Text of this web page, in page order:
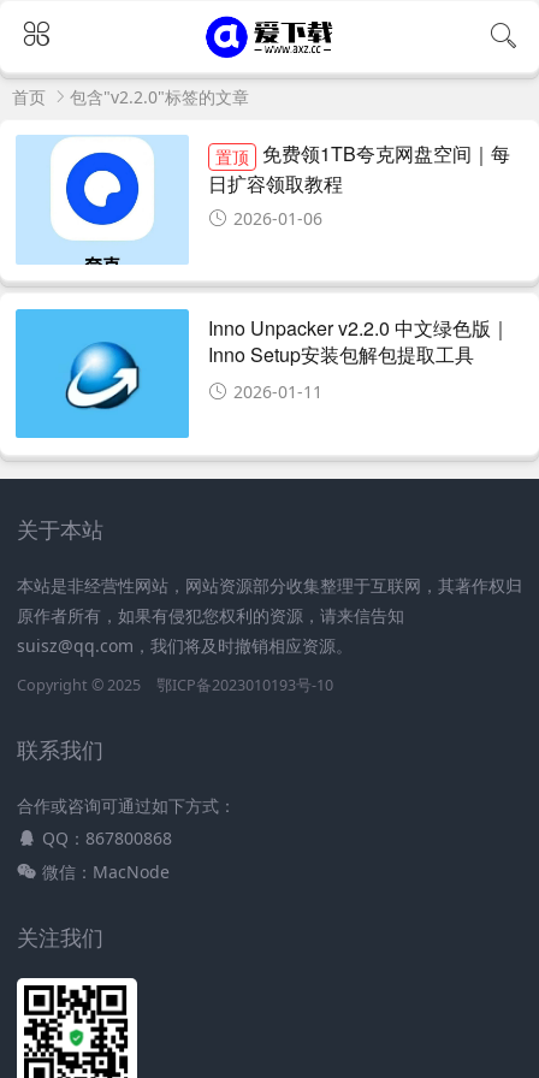
首页 包含"v2.2.0"标签的文章
置顶
免费领1TB夸克网盘空间｜每
日扩容领取教程
2026-01-06
Inno Unpacker v2.2.0 中文绿色版｜
Inno Setup安装包解包提取工具
2026-01-11
关于本站
本站是非经营性网站，网站资源部分收集整理于互联网，其著作权归
原作者所有，如果有侵犯您权利的资源，请来信告知
suisz@qq.com，我们将及时撤销相应资源。
Copyright © 2025 鄂ICP备2023010193号-10
联系我们
合作或咨询可通过如下方式：
QQ：867800868
微信：MacNode
关注我们